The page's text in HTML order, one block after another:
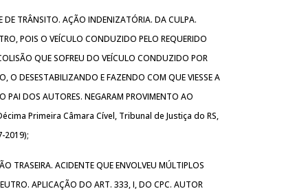
DE TRÂNSITO. AÇÃO INDENIZATÓRIA. DA CULPA.
POIS O VEÍCULO CONDUZIDO PELO REQUERIDO
QUE SOFREU DO VEÍCULO CONDUZIDO POR
O DESESTABILIZANDO E FAZENDO COM QUE VIESSE A
PAI DOS AUTORES. NEGARAM PROVIMENTO AO
Primeira Câmara Cível, Tribunal de Justiça do RS,
2019);
TRASEIRA. ACIDENTE QUE ENVOLVEU MÚLTIPLOS
APLICAÇÃO DO ART. 333, I, DO CPC. AUTOR